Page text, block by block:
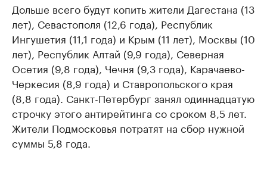
Дольше всего будут копить жители Дагестана (13
лет), Севастополя (12,6 года), Республик
Ингушетия (11,1 года) и Крым (11 лет), Москвы (10
лет), Республик Алтай (9,9 года), Северная
Осетия (9,8 года), Чечня (9,3 года), Карачаево-
Черкесия (8,9 года) и Ставропольского края
(8,8 года). Санкт-Петербург занял одиннадцатую
строчку этого антирейтинга со сроком 8,5 лет.
Жители Подмосковья потратят на сбор нужной
суммы 5,8 года.